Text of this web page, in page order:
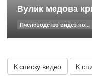
Вулик медова
Пчеловодство видео но...
К списку видео К